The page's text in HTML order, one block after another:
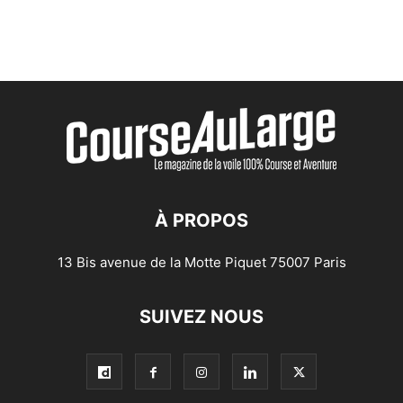
À PROPOS
13 Bis avenue de la Motte Piquet 75007 Paris
SUIVEZ NOUS